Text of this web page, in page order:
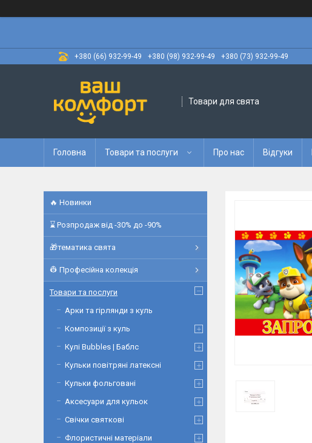
+380 (66) 932-99-49 +380 (98) 932-99-49 +380 (73) 932-99-49
Товари для свята
Головна Товари та послуги Про нас Відгуки
🔥 Новинки
⌛ Розпродаж від -30% до -90%
🎁тематика свята
👷 Професійна колекція
Товари та послуги
Арки та гірлянди з куль
Композиції з куль
Кулі Bubbles | Баблс
Кульки повітряні латексні
Кульки фольговані
Аксесуари для кульок
Свічки святкові
Флористичні матеріали